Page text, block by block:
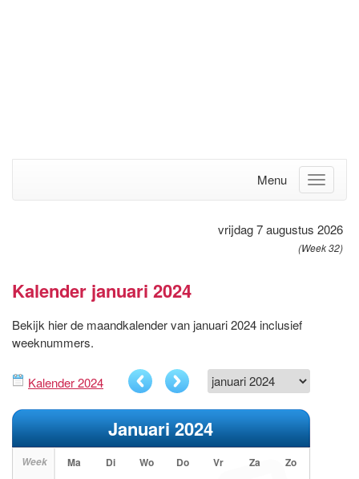
Menu
vrijdag 7 augustus 2026
(Week 32)
Kalender januari 2024
Bekijk hier de maandkalender van januari 2024 inclusief
weeknummers.
Kalender 2024
Januari 2024
Week Ma Di Wo Do Vr Za Zo